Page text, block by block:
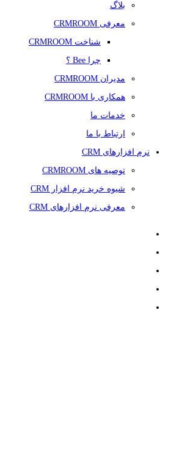
بلاگ
معرفی CRMROOM
شناخت CRMROOM
چرا Bee ؟
مدیران CRMROOM
همکاری با CRMROOM
خدمات ما
ارتباط با ما
نرم افزارهای CRM
توصیه های CRMROOM
شیوه خرید نرم افزار CRM
معرفی نرم افزارهای CRM